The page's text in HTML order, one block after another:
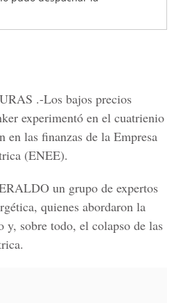
.-Los bajos precios
experimentó en el cuatrienio
en las finanzas de la Empresa
(ENEE).
un grupo de expertos
quienes abordaron la
y, sobre todo, el colapso de las